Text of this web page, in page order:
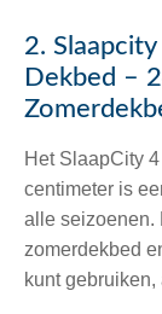
2.
Dekbed –
Het SlaapCity
centimeter is
alle seizoenen.
zomerdekbed
kunt